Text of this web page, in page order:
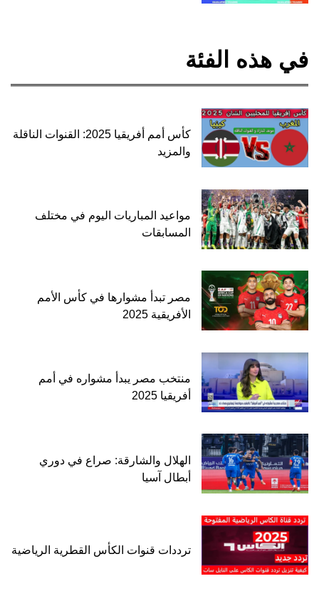
في هذه الفئة
كأس أمم أفريقيا 2025: القنوات الناقلة
والمزيد
مواعيد المباريات اليوم في مختلف
المسابقات
مصر تبدأ مشوارها في كأس الأمم
الأفريقية 2025
منتخب مصر يبدأ مشواره في أمم
أفريقيا 2025
الهلال والشارقة: صراع في دوري
أبطال آسيا
ترددات قنوات الكأس القطرية الرياضية